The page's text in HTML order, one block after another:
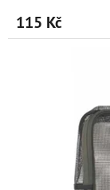
115 Kč